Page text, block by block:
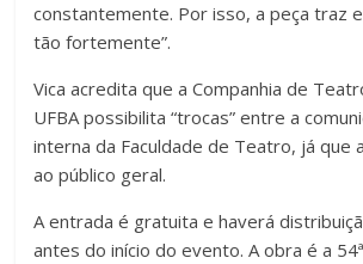
constantemente. Por isso, a peça traz
tão fortemente”.
Vica acredita que a Companhia de
UFBA possibilita “trocas” entre a
interna da Faculdade de Teatro, já que
ao público geral.
A entrada é gratuita e haverá
antes do início do evento. A obra é a